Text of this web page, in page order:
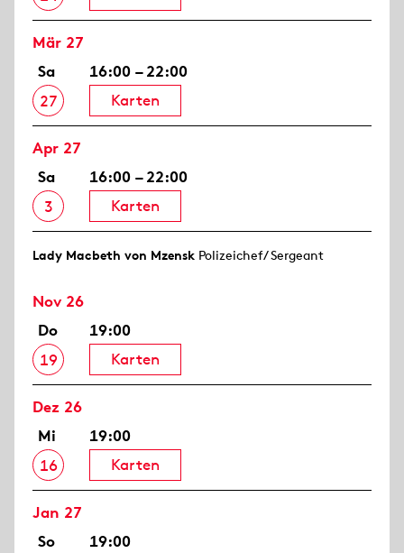
Mär 27
Sa
27
16:00 – 22:00
Karten
Apr 27
Sa
3
16:00 – 22:00
Karten
Lady Macbeth von Mzensk Polizeichef/ Sergeant
Nov 26
Do
19
19:00
Karten
Dez 26
Mi
16
19:00
Karten
Jan 27
So
19:00